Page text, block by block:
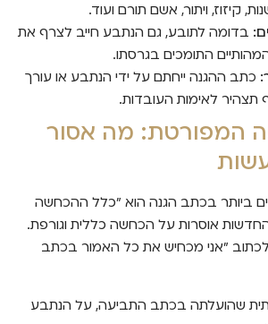
קיזוז, ויתור, אשם תורם ועוד.
בדומה לתובע, גם הנתבע חייב לצרף את
התומכים בגרסתו.
כתב ההגנה ייחתם על ידי הנתבע או עורך
תצהיר לאימות העובדות.
המפורטת: מה אסור
ביותר בכתב הגנה הוא "כלל ההכחשה
אוסרות על הכחשה כללית וגורפת.
לכתוב "אני מכחיש את כל האמור בכתב
שהועלתה בכתב התביעה, על הנתבע